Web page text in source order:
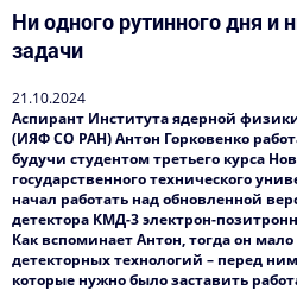
Научные установки
События
Новости
Наука в деталях
Видеоматериалы о нас
Интервью директора
Контакты
Ни одного рутинного дня и
задачи
21.10.2024
Аспирант Института ядерной
(ИЯФ СО РАН) Антон Горковенко
будучи студентом третьего курса
государственного технического
начал работать над обновленной
детектора КМД-3 электрон-
Как вспоминает Антон, тогда он
детекторных технологий – перед
которые нужно было заставить